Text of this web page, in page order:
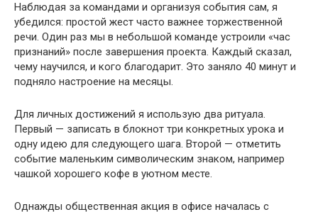
Наблюдая за командами и организуя события сам, я
убедился: простой жест часто важнее торжественной
речи. Один раз мы в небольшой команде устроили «час
признаний» после завершения проекта. Каждый сказал,
чему научился, и кого благодарит. Это заняло 40 минут и
подняло настроение на месяцы.
Для личных достижений я использую два ритуала.
Первый — записать в блокнот три конкретных урока и
одну идею для следующего шага. Второй — отметить
событие маленьким символическим знаком, например
чашкой хорошего кофе в уютном месте.
Однажды общественная акция в офисе началась с